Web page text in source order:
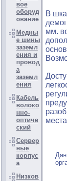
вое
оборуд
ование
Медны
е шины
заземл
ения и
провод
а
заземл
ения
Кабель
волоко
нно-
оптиче
ский
Сервер
ные
корпус
а
Низков
В
мм.